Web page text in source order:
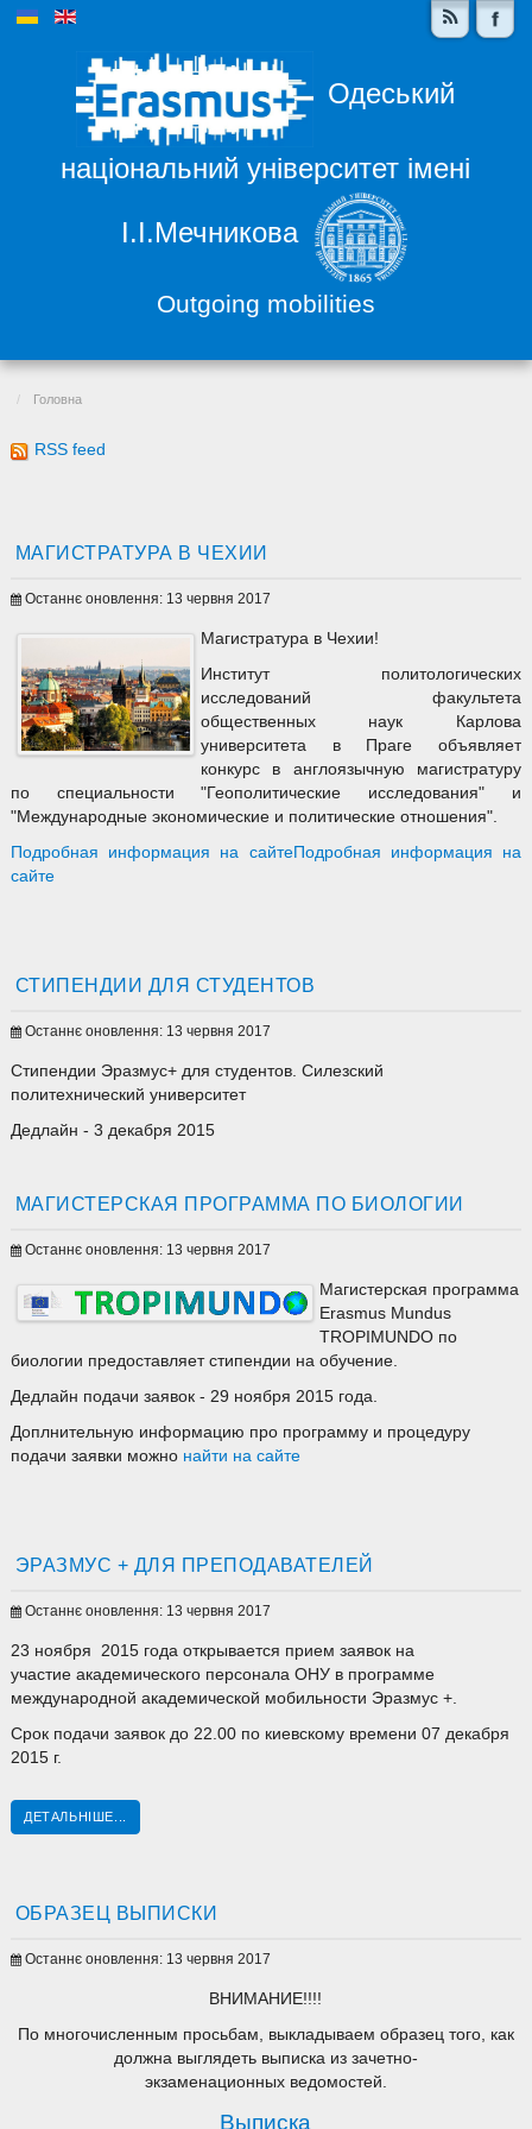
Одеський
національний університет імені
І.І.Мечникова
Outgoing mobilities
Головна
RSS feed
МАГИСТРАТУРА В ЧЕХИИ
Останнє оновлення: 13 червня 2017
Магистратура в Чехии!
Институт политологических
исследований факультета
общественных наук Карлова
университета в Праге объявляет
конкурс в англоязычную магистратуру
по специальности "Геополитические исследования" и
"Международные экономические и политические отношения".
Подробная информация на сайтеПодробная информация на
сайте
СТИПЕНДИИ ДЛЯ СТУДЕНТОВ
Останнє оновлення: 13 червня 2017
Стипендии Эразмус+ для студентов. Силезский
политехнический университет
Дедлайн - 3 декабря 2015
МАГИСТЕРСКАЯ ПРОГРАММА ПО БИОЛОГИИ
Останнє оновлення: 13 червня 2017
Магистерская программа
Erasmus Mundus
TROPIMUNDO по
биологии предоставляет стипендии на обучение.
Дедлайн подачи заявок - 29 ноября 2015 года.
Доплнительную информацию про программу и процедуру
подачи заявки можно найти на сайте
ЭРАЗМУС + ДЛЯ ПРЕПОДАВАТЕЛЕЙ
Останнє оновлення: 13 червня 2017
23 ноября 2015 года открывается прием заявок на
участие академического персонала ОНУ в программе
международной академической мобильности Эразмус +.
Срок подачи заявок до 22.00 по киевскому времени 07 декабря
2015 г.
ДЕТАЛЬНІШЕ...
ОБРАЗЕЦ ВЫПИСКИ
Останнє оновлення: 13 червня 2017
ВНИМАНИЕ!!!!
По многочисленным просьбам, выкладываем образец того, как
должна выглядеть выписка из зачетно-
экзаменационных ведомостей.
Выписка